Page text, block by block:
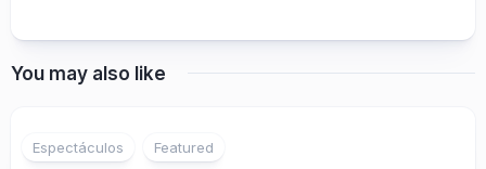
You may also like
Espectáculos Featured